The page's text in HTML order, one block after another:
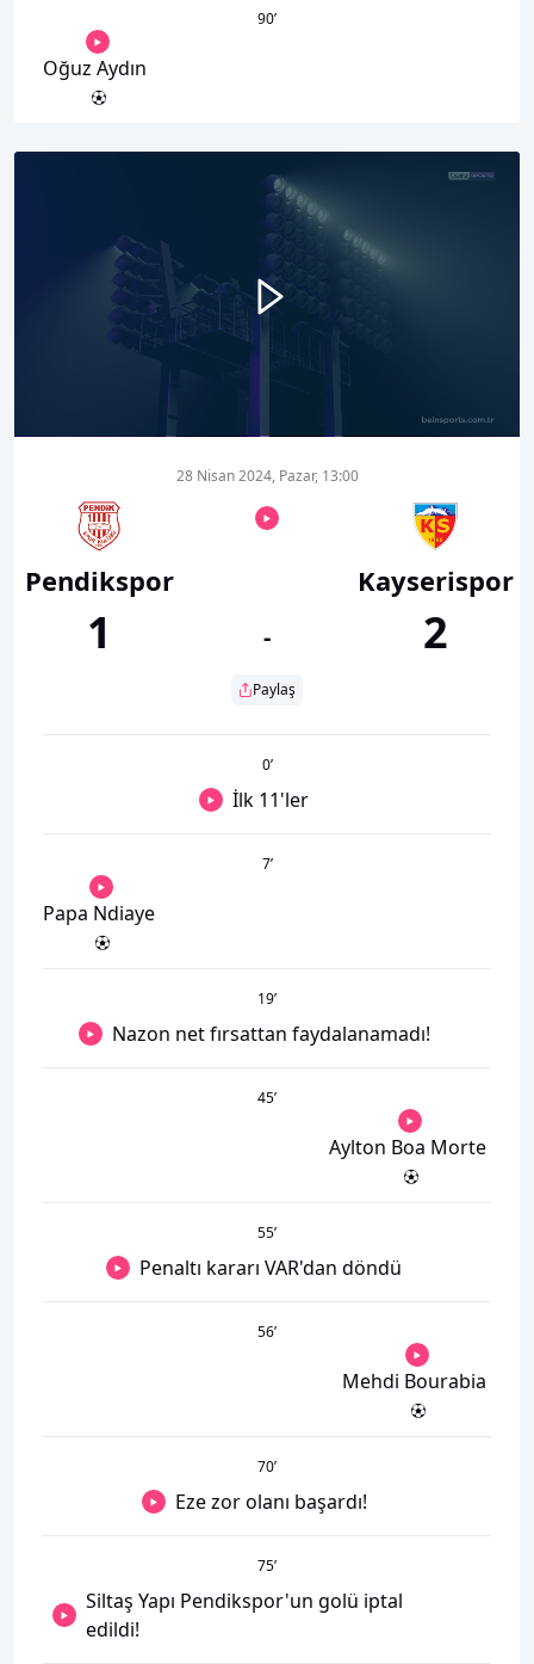
90’
Oğuz Aydın
Pendikspor
1
28 Nisan 2024, Pazar, 13:00
-
Paylaş
Kayserispor
2
0’
İlk 11'ler
7’
Papa Ndiaye
19’
Nazon net fırsattan faydalanamadı!
45’
Aylton Boa Morte
55’
Penaltı kararı VAR'dan döndü
56’
Mehdi Bourabia
70’
Eze zor olanı başardı!
75’
Siltaş Yapı Pendikspor'un golü iptal
edildi!